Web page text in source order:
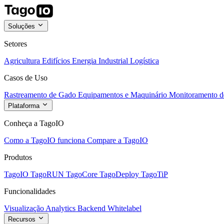
Soluções
Setores
Agricultura Edifícios Energia Industrial Logística
Casos de Uso
Rastreamento de Gado Equipamentos e Maquinário Monitoramento
Plataforma
Conheça a TagoIO
Como a TagoIO funciona Compare a TagoIO
Produtos
TagoIO TagoRUN TagoCore TagoDeploy TagoTiP
Funcionalidades
Visualização Analytics Backend Whitelabel
Recursos